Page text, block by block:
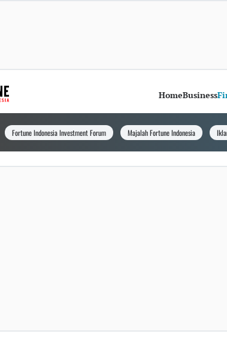
HomeBusiness
Fortune Indonesia Investment Forum Majalah Fortune Indonesia